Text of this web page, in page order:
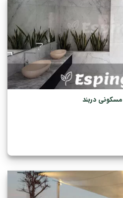
مسکونی دربند